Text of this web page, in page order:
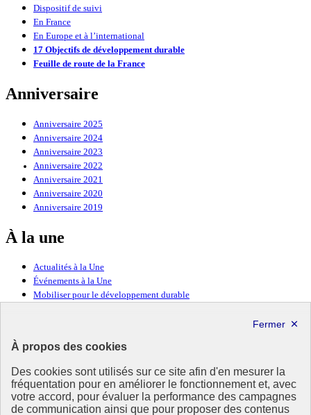
À propos des cookies
Des cookies sont utilisés sur ce site afin d'en mesurer la
fréquentation pour en améliorer le fonctionnement et, avec
votre accord, pour évaluer la performance des campagnes
de communication ainsi que pour proposer des contenus
Dispositif de suivi
En France
En Europe et à l’international
17 Objectifs de développement durable
Feuille de route de la France
Anniversaire
Anniversaire 2025
Anniversaire 2024
Anniversaire 2023
Anniversaire 2022
Anniversaire 2021
Anniversaire 2020
Anniversaire 2019
À la une
Actualités à la Une
Événements à la Une
Mobiliser pour le développement durable
Ressources
Ressources
La Méth’ODD